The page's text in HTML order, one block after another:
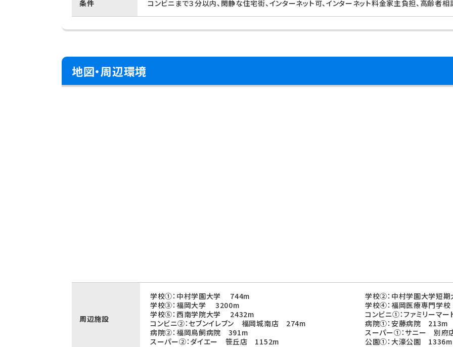
条件 コンビニまで３分以内、閑静な住宅街、インターネット可、インターネット料金家主負担、高齢者相
地図・周辺環境
周辺施設
学校①：中村学園大学 744m
学校②：中村学園大学短
学校③：福岡大学 3200m
学校④：福岡医療専門学
学校⑤：西南学院大学 2432m
コンビニ①：ファミリー
コンビニ②：セブンイレブン 福岡城南店 274m
病院①：安藤病院 213m
病院②：福岡鳥飼病院 391m
スーパー①：サニー 別
スーパー②：ダイエー 笹丘店 1152m
公園①：大濠公園 1336m